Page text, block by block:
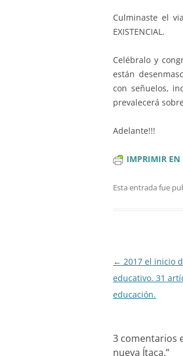
Culminaste el
EXISTENCIAL.
Celébralo y
están
con señuelos,
prevalecerá
Adelante!!!
IMPRIMIR EN
Esta entrada fue
Navegación
de
entradas
← 2017 el inicio
educativo. 31
educación.
3 comentarios
nueva Ítaca.”